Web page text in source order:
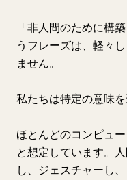
「非人間のために構
うフレーズは、軽々
ません。
私たちは特定の意味を
ほとんどのコンピュ
と想定しています。
し、ジェスチャーし